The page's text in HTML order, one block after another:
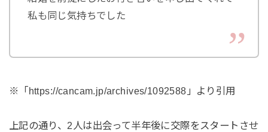
私も同じ気持ちでした
※「https://cancam.jp/archives/1092588」より引用
上記の通り、2人は出会って半年後に交際をスタートさせ